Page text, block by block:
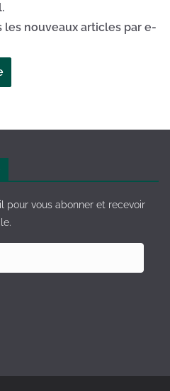
les nouveaux articles par e-
pour vous abonner et recevoir